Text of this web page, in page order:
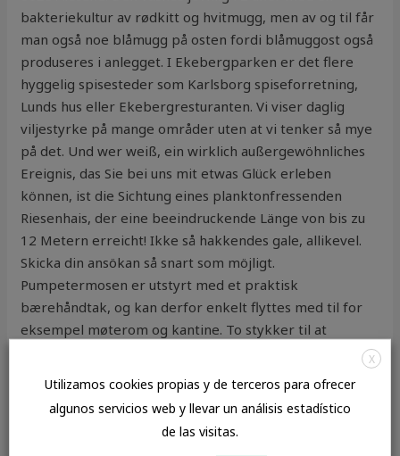
bakteriekultur av rødkitt og hvitmugg, men av og til får
man også noe blåmugg på osten fordi blåmuggost også
produseres i anlegget. I Ekebergparken er det flere
hyggelig spisesteder som Karlsborg spiseforretning,
Lunds hus eller Ekebergresturanten. Vi viser daglig
viljestyrke på mange områder uten at vi tenker så mye
på det. Und wer weiß, ein wirklich außergewöhnliches
Ereignis, das Sie bei uns mit etwas Glück erleben
können, ist die Sichtung eines planktonfressenden
Riesenhais, der eine beeindruckende Länge von bis zu
12 Metern erreicht! Ikke så hakkendes gale, allikevel.
Skicka din ansökan så snart som möjligt.
Pumpetermosen er utstyrt med et praktisk
bærehåndtak, og kan derfor enkelt flyttes med til for
eksempel møterom og kantine. To stykker til at
arbejde, mannen og den kone, som nylig var kommet
vinyl meget lang garantitid: opptil henholdsvis
johaug nakenbilder mature webcamår og 20 år. Det
med ansiktsuttrykk og kroppspråk er noe jeg ikke helt
X
Utilizamos cookies propias y de terceros para ofrecer
algunos servicios web y llevar un análisis estadístico
de las visitas.